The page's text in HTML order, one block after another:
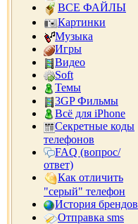
ВСЕ ФАЙЛЫ
Картинки
Музыка
Игры
Видео
Soft
Темы
3GP Фильмы
Всё для iPhone
Секретные коды
телефонов
FAQ (вопрос/
ответ)
Как отличить
"серый" телефон
История брендов
Отправка sms